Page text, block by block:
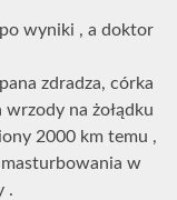
wyniki , a doktor
zdradza, córka
na żołądku
2000 km temu ,
w
.